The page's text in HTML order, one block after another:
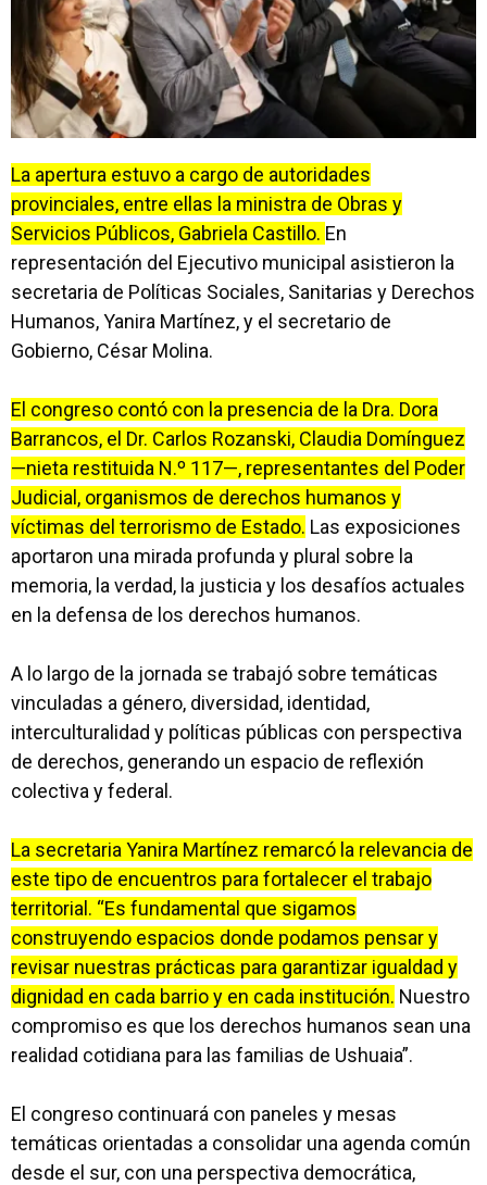
La apertura estuvo a cargo de autoridades
provinciales, entre ellas la ministra de Obras y
Servicios Públicos, Gabriela Castillo. En
representación del Ejecutivo municipal asistieron la
secretaria de Políticas Sociales, Sanitarias y Derechos
Humanos, Yanira Martínez, y el secretario de
Gobierno, César Molina.
El congreso contó con la presencia de la Dra. Dora
Barrancos, el Dr. Carlos Rozanski, Claudia Domínguez
—nieta restituida N.º 117—, representantes del Poder
Judicial, organismos de derechos humanos y
víctimas del terrorismo de Estado. Las exposiciones
aportaron una mirada profunda y plural sobre la
memoria, la verdad, la justicia y los desafíos actuales
en la defensa de los derechos humanos.
A lo largo de la jornada se trabajó sobre temáticas
vinculadas a género, diversidad, identidad,
interculturalidad y políticas públicas con perspectiva
de derechos, generando un espacio de reflexión
colectiva y federal.
La secretaria Yanira Martínez remarcó la relevancia de
este tipo de encuentros para fortalecer el trabajo
territorial. “Es fundamental que sigamos
construyendo espacios donde podamos pensar y
revisar nuestras prácticas para garantizar igualdad y
dignidad en cada barrio y en cada institución. Nuestro
compromiso es que los derechos humanos sean una
realidad cotidiana para las familias de Ushuaia”.
El congreso continuará con paneles y mesas
temáticas orientadas a consolidar una agenda común
desde el sur, con una perspectiva democrática,